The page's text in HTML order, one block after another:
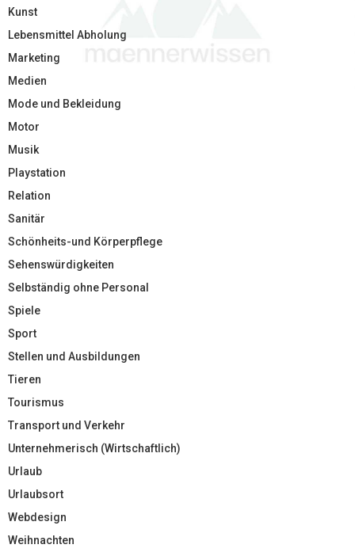
Kunst
Lebensmittel Abholung
Marketing
Medien
Mode und Bekleidung
Motor
Musik
Playstation
Relation
Sanitär
Schönheits-und Körperpflege
Sehenswürdigkeiten
Selbständig ohne Personal
Spiele
Sport
Stellen und Ausbildungen
Tieren
Tourismus
Transport und Verkehr
Unternehmerisch (Wirtschaftlich)
Urlaub
Urlaubsort
Webdesign
Weihnachten